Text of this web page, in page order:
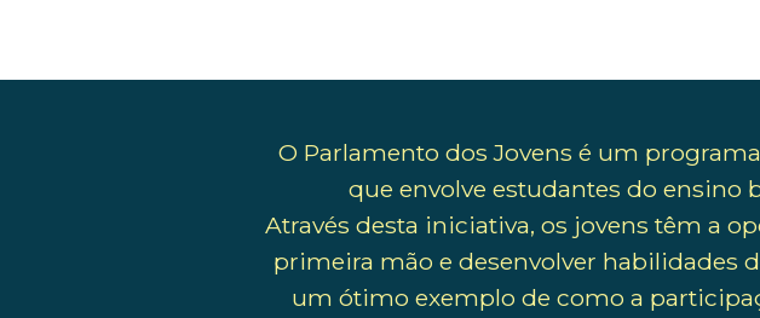
O Parlamento dos Jovens é um
que envolve estudantes do ensino
Através desta iniciativa, os jovens têm a
primeira mão e desenvolver habilidades
um ótimo exemplo de como a